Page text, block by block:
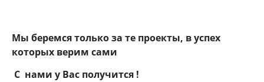
Мы беремся только за те проекты, в успех
которых верим сами
С нами у Вас получится !